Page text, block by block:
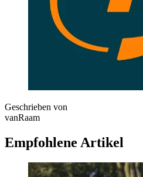
Geschrieben von
vanRaam
Empfohlene Artikel